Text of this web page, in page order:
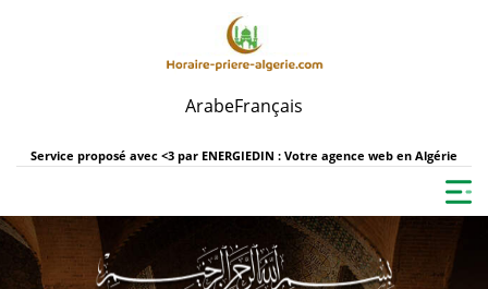
ArabeFrançais
Service proposé avec <3 par ENERGIEDIN : Votre agence web en Algérie